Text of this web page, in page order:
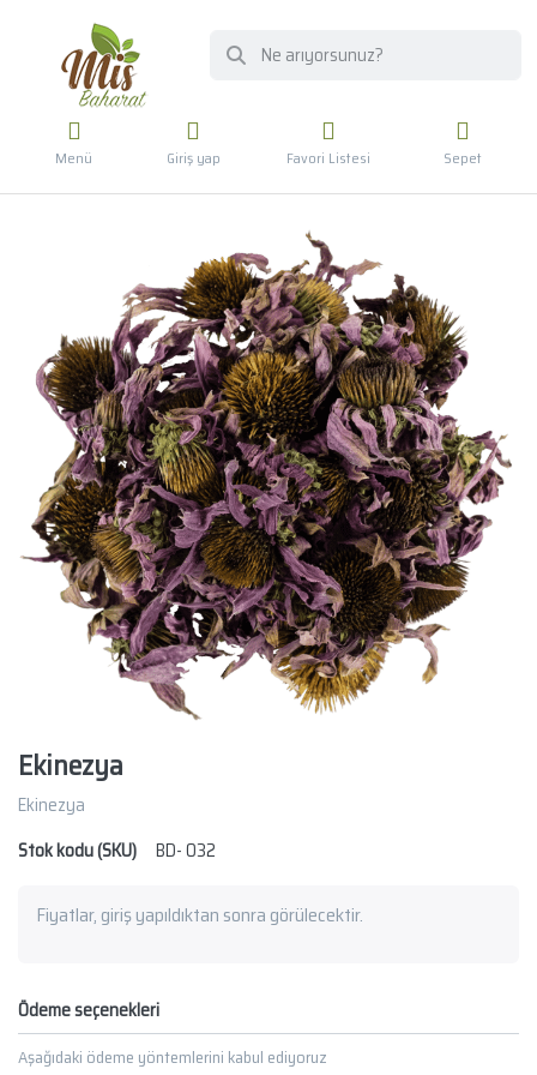
Menü Giriş yap Favori Listesi Sepet
Ekinezya
Ekinezya
Stok kodu (SKU)
BD- 032
Fiyatlar, giriş yapıldıktan sonra görülecektir.
Ödeme seçenekleri
Aşağıdaki ödeme yöntemlerini kabul ediyoruz